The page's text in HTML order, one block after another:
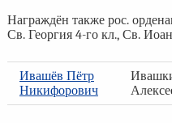
Награждён также рос.
Св. Георгия 4-го кл., Св.
Ивашёв Пётр
Никифорович